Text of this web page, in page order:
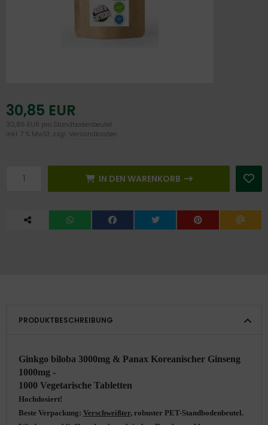
30,85 EUR
30,85 EUR pro Standbodenbeutel
inkl. 7 % MwSt. zzgl. Versandkosten
IN DEN WARENKORB
PRODUKTBESCHREIBUNG
Ginkgo biloba 3000mg & Panax Koreanischer Ginseng
1000mg -
1000 Vegetarische Tabletten
Hochdosiert!
Beste Verpackung: Verschweißter, robuster PET-Standbodenbeutel.